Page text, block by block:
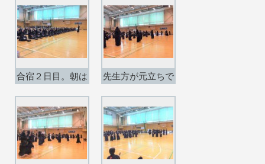
合宿２日目。朝は
グアップ。
先生方が元立ちで